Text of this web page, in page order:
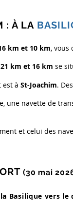
: À LA
km et 10 km, vous
21 km et 16 km se
est à St-Joachim. Des
une navette de
et celui des
(30 mai
vers le